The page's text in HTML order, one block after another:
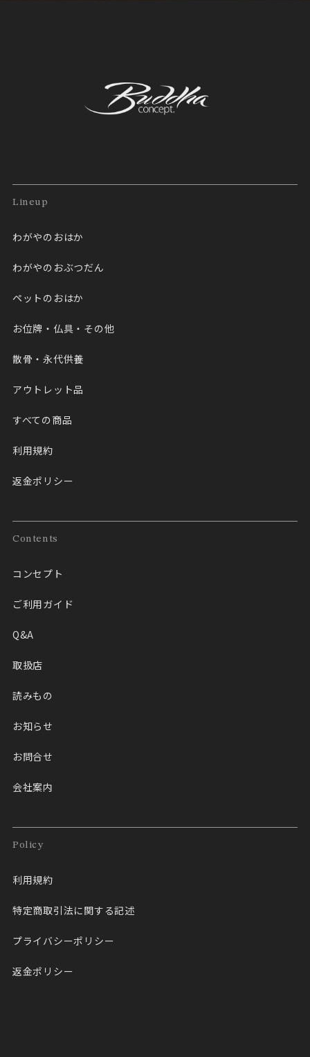
Lineup
わがやのおはか
わがやのおぶつだん
ペットのおはか
お位牌・仏具・その他
散骨・永代供養
アウトレット品
すべての商品
利用規約
返金ポリシー
Contents
コンセプト
ご利用ガイド
Q&A
取扱店
読みもの
お知らせ
お問合せ
会社案内
Policy
利用規約
特定商取引法に関する記述
プライバシーポリシー
返金ポリシー